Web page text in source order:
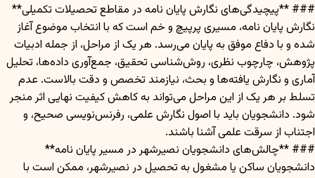
### **پیچیدگی‌های نگارش پایان نامه در مقاطع تحصیلات تکمیلی**
نگارش پایان نامه، مسیری پرپیچ و خم است که با انتخاب موضوع آغاز
شده و با دفاع موفق به پایان می‌رسد. هر یک از مراحل، از جمله ادبیات
پژوهش، چارچوب نظری، روش‌شناسی تحقیق، جمع‌آوری داده‌ها، تحلیل
آماری و نگارش یافته‌ها و بحث، نیازمند تخصص و دقت بالاست. عدم
تسلط بر هر یک از این مراحل می‌تواند به کاهش کیفیت نهایی اثر منجر
شود. دانشجویان باید با اصول نگارش علمی، رفرنس‌نویسی صحیح، و
اجتناب از سرقت علمی آشنا باشند.
### **چالش‌های دانشجویان نصیرشهر در مسیر پایان نامه**
دانشجویان ساکن یا مشغول به تحصیل در نصیرشهر، ممکن است با